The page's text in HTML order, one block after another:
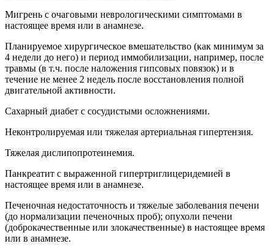
Мигрень с очаговыми неврологическими симптомами в
настоящее время или в анамнезе.
Планируемое хирургическое вмешательство (как минимум за
4 недели до него) и период иммобилизации, например, после
травмы (в т.ч. после наложения гипсовых повязок) и в
течение не менее 2 недель после восстановления полной
двигательной активности.
Сахарный диабет с сосудистыми осложнениями.
Неконтролируемая или тяжелая артериальная гипертензия.
Тяжелая дислипопротеинемия.
Панкреатит с выраженной гипертриглицеридемией в
настоящее время или в анамнезе.
Печеночная недостаточность и тяжелые заболевания печени
(до нормализации печеночных проб); опухоли печени
(доброкачественные или злокачественные) в настоящее время
или в анамнезе.